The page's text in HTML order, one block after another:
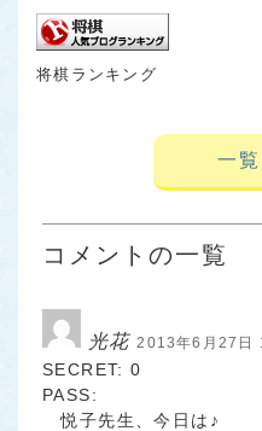
将棋ランキング
一覧
コメントの一覧
光花 2013年6月27日
SECRET: 0
PASS:
悦子先生、今日は♪